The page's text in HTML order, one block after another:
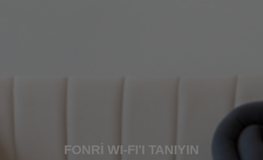
FONRI WI-FI'I TANIYIN